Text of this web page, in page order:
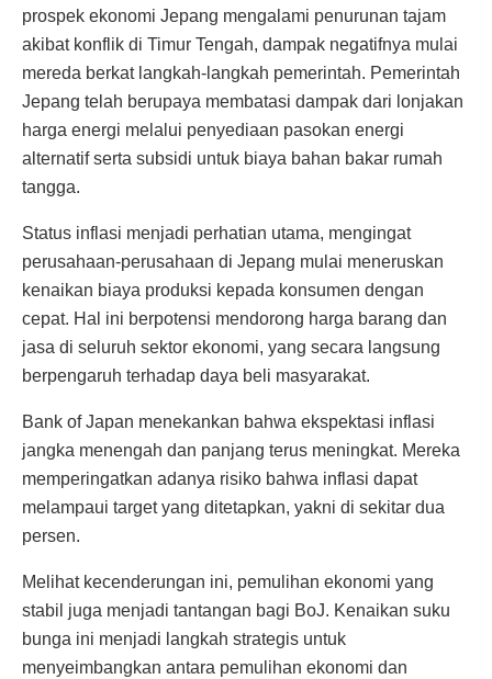
prospek ekonomi Jepang mengalami penurunan tajam
akibat konflik di Timur Tengah, dampak negatifnya mulai
mereda berkat langkah-langkah pemerintah. Pemerintah
Jepang telah berupaya membatasi dampak dari lonjakan
harga energi melalui penyediaan pasokan energi
alternatif serta subsidi untuk biaya bahan bakar rumah
tangga.
Status inflasi menjadi perhatian utama, mengingat
perusahaan-perusahaan di Jepang mulai meneruskan
kenaikan biaya produksi kepada konsumen dengan
cepat. Hal ini berpotensi mendorong harga barang dan
jasa di seluruh sektor ekonomi, yang secara langsung
berpengaruh terhadap daya beli masyarakat.
Bank of Japan menekankan bahwa ekspektasi inflasi
jangka menengah dan panjang terus meningkat. Mereka
memperingatkan adanya risiko bahwa inflasi dapat
melampaui target yang ditetapkan, yakni di sekitar dua
persen.
Melihat kecenderungan ini, pemulihan ekonomi yang
stabil juga menjadi tantangan bagi BoJ. Kenaikan suku
bunga ini menjadi langkah strategis untuk
menyeimbangkan antara pemulihan ekonomi dan